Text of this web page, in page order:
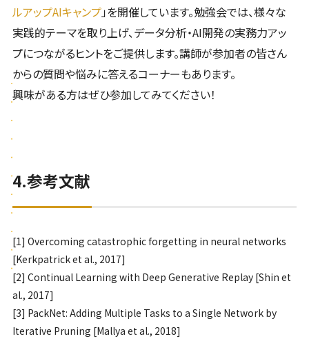
ルアップAIキャンプ」を開催しています。勉強会では、様々な
実践的テーマを取り上げ、データ分析・AI開発の実務力アッ
プにつながるヒントをご提供します。講師が参加者の皆さん
からの質問や悩みに答えるコーナーもあります。
興味がある方はぜひ参加してみてください！
4.参考文献
[1] Overcoming catastrophic forgetting in neural networks
[Kerkpatrick et al., 2017]
[2] Continual Learning with Deep Generative Replay [Shin et
al., 2017]
[3] PackNet: Adding Multiple Tasks to a Single Network by
Iterative Pruning [Mallya et al., 2018]